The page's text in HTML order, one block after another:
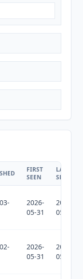
FIRST
SEEN
LAST
SEEN
2026-
05-31
2026-
05-31
2026-
05-31
2026-
05-31